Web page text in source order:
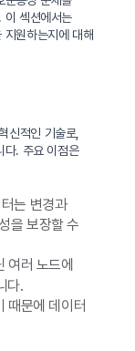
이 섹션에서는
원하는지에 대해
신적인 기술로,
다. 주요 이점은
는 변경과
을 보장할 수
여러 노드에
다.
때문에 데이터